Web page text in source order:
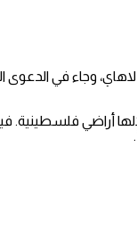
بمحكمة العدل الدولية في
فلسطينية. فيما